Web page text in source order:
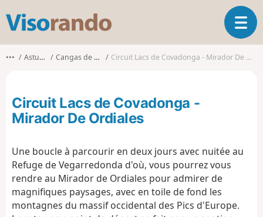
s
o
d
o
O
u
v
••• Asturies Cangas de Onís Circuit Lacs de Covadonga - Mirador De Ordiales
Circuit Lacs de Covadonga -
Mirador De Ordiales
Une boucle à parcourir en deux jours avec nuitée au
Refuge de Vegarredonda d'où, vous pourrez vous
rendre au Mirador de Ordiales pour admirer de
magnifiques paysages, avec en toile de fond les
montagnes du massif occidental des Pics d'Europe.